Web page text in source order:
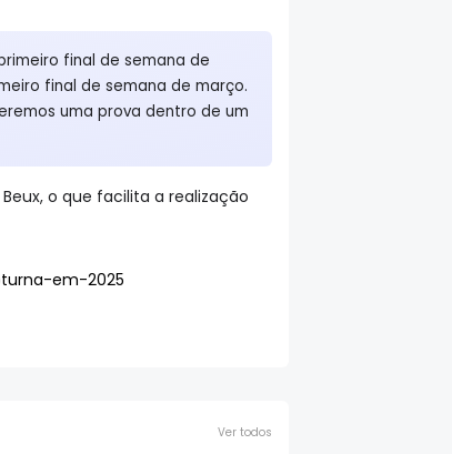
final de semana de
final de semana de março.
uma prova dentro de um
o que facilita a realização
em-2025
Ver todos